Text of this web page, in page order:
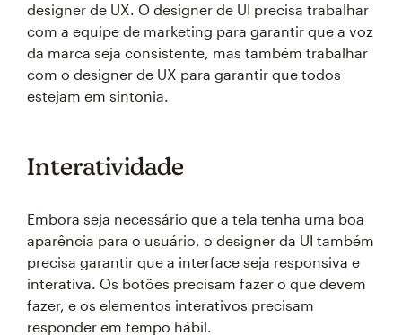
designer de UX. O designer de UI precisa trabalhar
com a equipe de marketing para garantir que a voz
da marca seja consistente, mas também trabalhar
com o designer de UX para garantir que todos
estejam em sintonia.
Interatividade
Embora seja necessário que a tela tenha uma boa
aparência para o usuário, o designer da UI também
precisa garantir que a interface seja responsiva e
interativa. Os botões precisam fazer o que devem
fazer, e os elementos interativos precisam
responder em tempo hábil.